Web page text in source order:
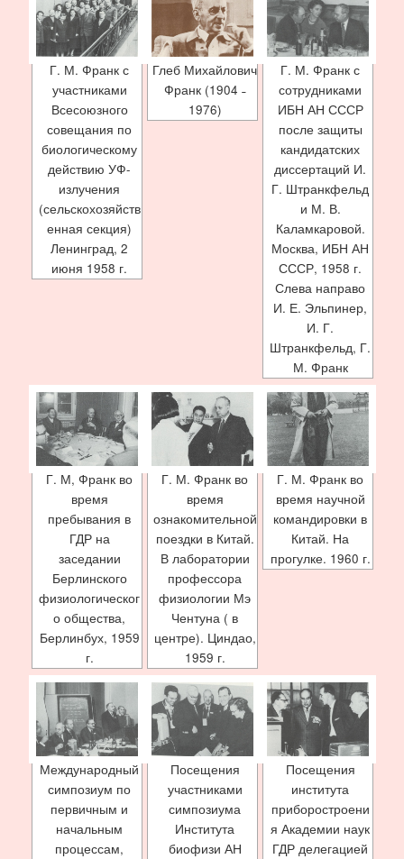
Г. М. Франк с
участниками
Всесоюзного
совещания по
биологическому
действию УФ-
излучения
(сельскохозяйств
енная секция)
Ленинград, 2
июня 1958 г.
Глеб Михайлович
Франк (1904 ˗
1976)
Г. М. Франк с
сотрудниками
ИБН АН СССР
после защиты
кандидатских
диссертаций И.
Г. Штранкфельд
и М. В.
Каламкаровой.
Москва, ИБН АН
СССР, 1958 г.
Слева направо
И. Е. Эльпинер,
И. Г.
Штранкфельд, Г.
М. Франк
Г. М, Франк во
время
пребывания в
ГДР на
заседании
Берлинского
физиологическог
о общества,
Берлинбух, 1959
г.
Г. М. Франк во
время
ознакомительной
поездки в Китай.
В лаборатории
профессора
физиологии Мэ
Чентуна ( в
центре). Циндао,
1959 г.
Г. М. Франк во
время научной
командировки в
Китай. На
прогулке. 1960 г.
Международный
симпозиум по
первичным и
начальным
процессам,
Посещения
участниками
симпозиума
Института
биофизи АН
Посещения
института
приборостроени
я Академии наук
ГДР делегацией